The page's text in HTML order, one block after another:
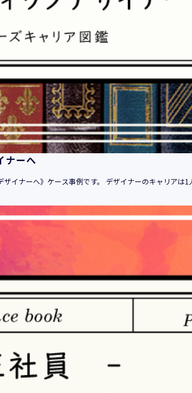
当社」といいます。）が取得する個人情報とは
電子メールアドレス、クレジットカード情報、
て、特定の個人を識別できる情報
サービス（以下総称して「当社サービス」といい
の内容、ご利用日時、ご利用回数などのご利用
ついて】
、個人情報を取得させていただきます。
ら入力された個人情報を、当社は取得・収集さ
、電話等の手段により取得・収集させていただ
際に情報を収集させていただく方法
ナーへ
イナーへ》ケース事例です。 デザイナーのキャリアは1